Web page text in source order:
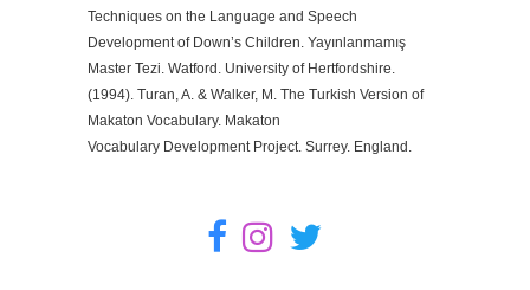
Techniques on the Language and Speech
Development of Down’s Children. Yayınlanmamış
Master Tezi. Watford. University of Hertfordshire.
(1994). Turan, A. & Walker, M. The Turkish Version of
Makaton Vocabulary. Makaton
Vocabulary Development Project. Surrey. England.